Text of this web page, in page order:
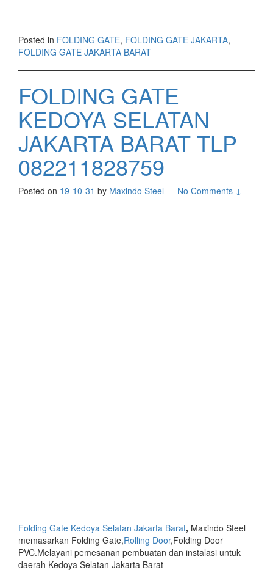
Posted in FOLDING GATE, FOLDING GATE JAKARTA,
FOLDING GATE JAKARTA BARAT
FOLDING GATE
KEDOYA SELATAN
JAKARTA BARAT TLP
082211828759
Posted on 19-10-31 by Maxindo Steel — No Comments ↓
Folding Gate Kedoya Selatan Jakarta Barat, Maxindo Steel
memasarkan Folding Gate,Rolling Door,Folding Door
PVC.Melayani pemesanan pembuatan dan instalasi untuk
daerah Kedoya Selatan Jakarta Barat